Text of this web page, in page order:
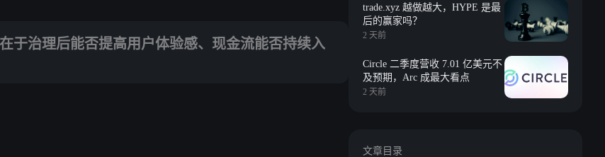
于治理后能否提高用户体验感、现金流能否持续入
trade.xyz 越做越大，HYPE 是最
后的赢家吗？
2 天前
Circle 二季度营收 7.01 亿美元不
及预期，Arc 成最大看点
2 天前
文章目录